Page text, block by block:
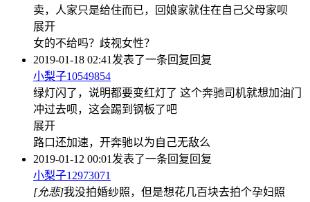
卖，人家只是给住而已，回娘家就住在自己父母家呗
展开
女的不给吗？歧视女性？
2019-01-18 02:41 发表了一条回复回复
小梨子10549854
绿灯闪了，说明都要变红灯了 这个奔驰司机就想加油门
冲过去呗，这会踢到钢板了吧
展开
路口还加速，开奔驰以为自己无敌么
2019-01-12 00:01 发表了一条回复回复
小梨子12973071
[允悲]我没拍婚纱照，但是想花几百块去拍个孕妇照